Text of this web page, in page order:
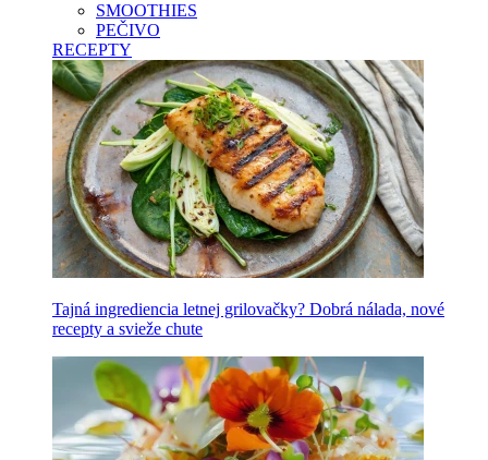
SMOOTHIES
PEČIVO
RECEPTY
Tajná ingrediencia letnej grilovačky? Dobrá nálada, nové
recepty a svieže chute